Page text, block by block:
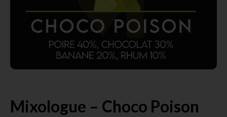
Mixologue – Choco Poison